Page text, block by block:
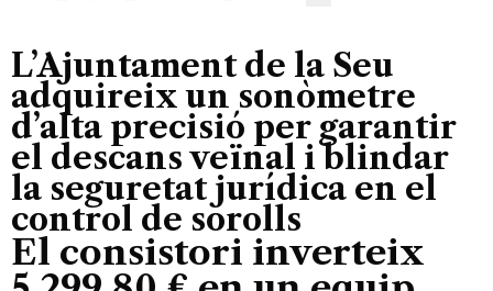
L’Ajuntament de la Seu
adquireix un sonòmetre
d’alta precisió per garantir
el descans veïnal i blindar
la seguretat jurídica en el
control de sorolls
El consistori inverteix